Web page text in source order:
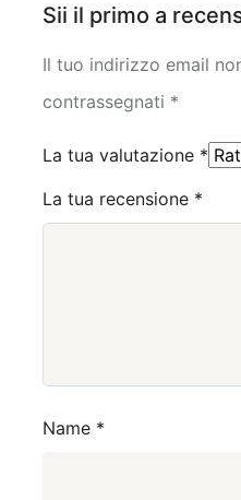
Sii il primo a
Il tuo indirizzo email
contrassegnati *
La tua valutazione *
La tua recensione *
Name *